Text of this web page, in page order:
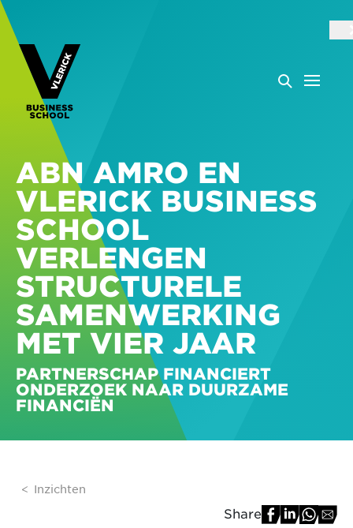
ABN AMRO EN
VLERICK BUSINESS
SCHOOL
VERLENGEN
STRUCTURELE
SAMENWERKING
MET VIER JAAR
PARTNERSCHAP FINANCIERT
ONDERZOEK NAAR DUURZAME
FINANCIËN
Inzichten
Share